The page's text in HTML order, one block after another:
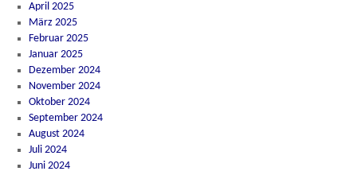
April 2025
März 2025
Februar 2025
Januar 2025
Dezember 2024
November 2024
Oktober 2024
September 2024
August 2024
Juli 2024
Juni 2024